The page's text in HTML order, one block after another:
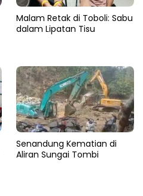
Malam Retak di Toboli: Sabu
dalam Lipatan Tisu
Senandung Kematian di
Aliran Sungai Tombi